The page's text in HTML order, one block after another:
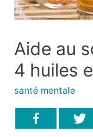
Aide au
4 huiles
santé mentale